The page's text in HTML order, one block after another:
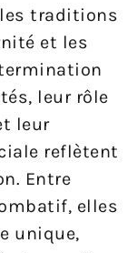
traditions
et les
leur rôle
leur
reflètent
Entre
elles
unique,